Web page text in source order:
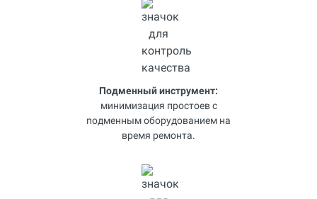
Подменный инструмент:
минимизация простоев с
подменным оборудованием на
время ремонта.